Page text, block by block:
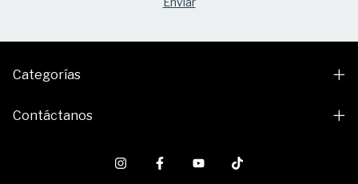
Categorías
Contáctanos